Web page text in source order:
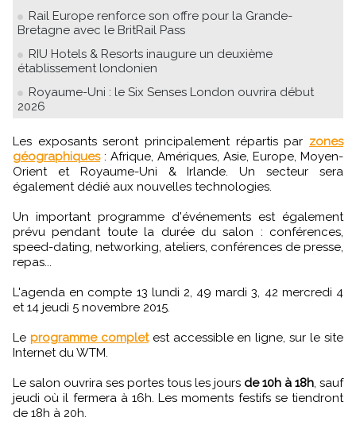
Rail Europe renforce son offre pour la Grande-
Bretagne avec le BritRail Pass
RIU Hotels & Resorts inaugure un deuxième
établissement londonien
Royaume-Uni : le Six Senses London ouvrira début
2026
Les exposants seront principalement répartis par zones
géographiques: Afrique, Amériques, Asie, Europe, Moyen-
Orient et Royaume-Uni & Irlande. Un secteur sera
également dédié aux nouvelles technologies.
Un important programme d'événements est également
prévu pendant toute la durée du salon : conférences,
speed-dating, networking, ateliers, conférences de presse,
repas...
L'agenda en compte 13 lundi 2, 49 mardi 3, 42 mercredi 4
et 14 jeudi 5 novembre 2015.
Le programme completest accessible en ligne, sur le site
Internet du WTM.
Le salon ouvrira ses portes tous les jours de 10h à 18h, sauf
jeudi où il fermera à 16h. Les moments festifs se tiendront
de 18h à 20h.